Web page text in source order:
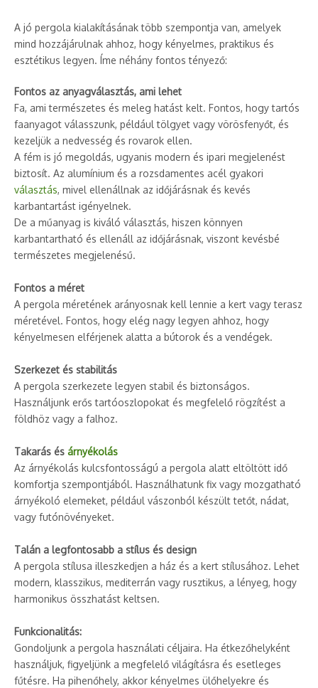
A jó pergola kialakításának több szempontja van, amelyek
mind hozzájárulnak ahhoz, hogy kényelmes, praktikus és
esztétikus legyen. Íme néhány fontos tényező:
Fontos az anyagválasztás, ami lehet
Fa, ami természetes és meleg hatást kelt. Fontos, hogy tartós
faanyagot válasszunk, például tölgyet vagy vörösfenyőt, és
kezeljük a nedvesség és rovarok ellen.
A fém is jó megoldás, ugyanis modern és ipari megjelenést
biztosít. Az alumínium és a rozsdamentes acél gyakori
választás, mivel ellenállnak az időjárásnak és kevés
karbantartást igényelnek.
De a műanyag is kiváló választás, hiszen könnyen
karbantartható és ellenáll az időjárásnak, viszont kevésbé
természetes megjelenésű.
Fontos a méret
A pergola méretének arányosnak kell lennie a kert vagy terasz
méretével. Fontos, hogy elég nagy legyen ahhoz, hogy
kényelmesen elférjenek alatta a bútorok és a vendégek.
Szerkezet és stabilitás
A pergola szerkezete legyen stabil és biztonságos.
Használjunk erős tartóoszlopokat és megfelelő rögzítést a
földhöz vagy a falhoz.
Takarás és árnyékolás
Az árnyékolás kulcsfontosságú a pergola alatt eltöltött idő
komfortja szempontjából. Használhatunk fix vagy mozgatható
árnyékoló elemeket, például vászonból készült tetőt, nádat,
vagy futónövényeket.
Talán a legfontosabb a stílus és design
A pergola stílusa illeszkedjen a ház és a kert stílusához. Lehet
modern, klasszikus, mediterrán vagy rusztikus, a lényeg, hogy
harmonikus összhatást keltsen.
Funkcionalitás:
Gondoljunk a pergola használati céljaira. Ha étkezőhelyként
használjuk, figyeljünk a megfelelő világításra és esetleges
fűtésre. Ha pihenőhely, akkor kényelmes ülőhelyekre és